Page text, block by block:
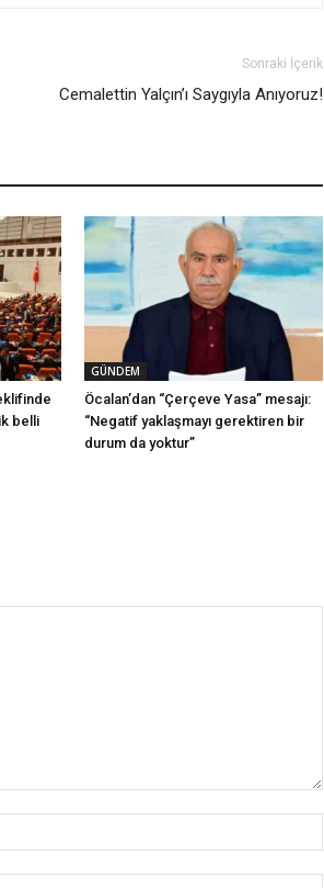
Sonraki İçerik
Cemalettin Yalçın’ı Saygıyla Anıyoruz!
belli
GÜNDEM
Öcalan’dan “Çerçeve Yasa” mesajı:
“Negatif yaklaşmayı gerektiren bir
durum da yoktur”